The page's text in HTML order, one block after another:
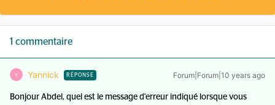
1 commentaire
Y Yannick RÉPONSE Forum|Forum|10 years ago
Bonjour Abdel, quel est le message d'erreur indiqué lorsque vous